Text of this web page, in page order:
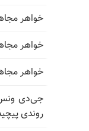
خواهر
خواهر
خواهر
جی‌دی ونس:
روندی